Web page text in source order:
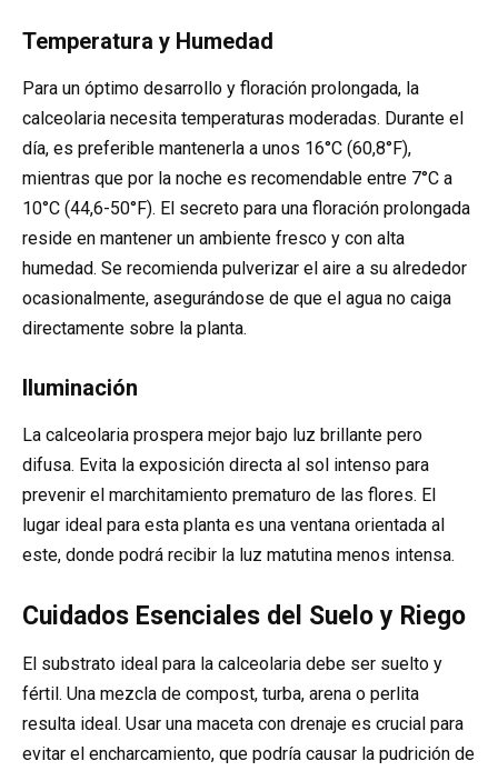
Temperatura y Humedad
Para un óptimo desarrollo y floración prolongada, la
calceolaria necesita temperaturas moderadas. Durante el
día, es preferible mantenerla a unos 16°C (60,8°F),
mientras que por la noche es recomendable entre 7°C a
10°C (44,6-50°F). El secreto para una floración prolongada
reside en mantener un ambiente fresco y con alta
humedad. Se recomienda pulverizar el aire a su alrededor
ocasionalmente, asegurándose de que el agua no caiga
directamente sobre la planta.
Iluminación
La calceolaria prospera mejor bajo luz brillante pero
difusa. Evita la exposición directa al sol intenso para
prevenir el marchitamiento prematuro de las flores. El
lugar ideal para esta planta es una ventana orientada al
este, donde podrá recibir la luz matutina menos intensa.
Cuidados Esenciales del Suelo y Riego
El substrato ideal para la calceolaria debe ser suelto y
fértil. Una mezcla de compost, turba, arena o perlita
resulta ideal. Usar una maceta con drenaje es crucial para
evitar el encharcamiento, que podría causar la pudrición de